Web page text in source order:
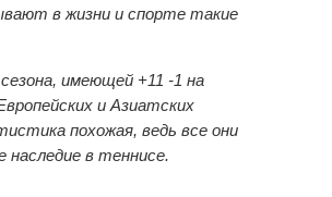
в жизни и спорте такие
имеющей +11 -1 на
и Азиатских
похожая, ведь все они
наследие в теннисе.